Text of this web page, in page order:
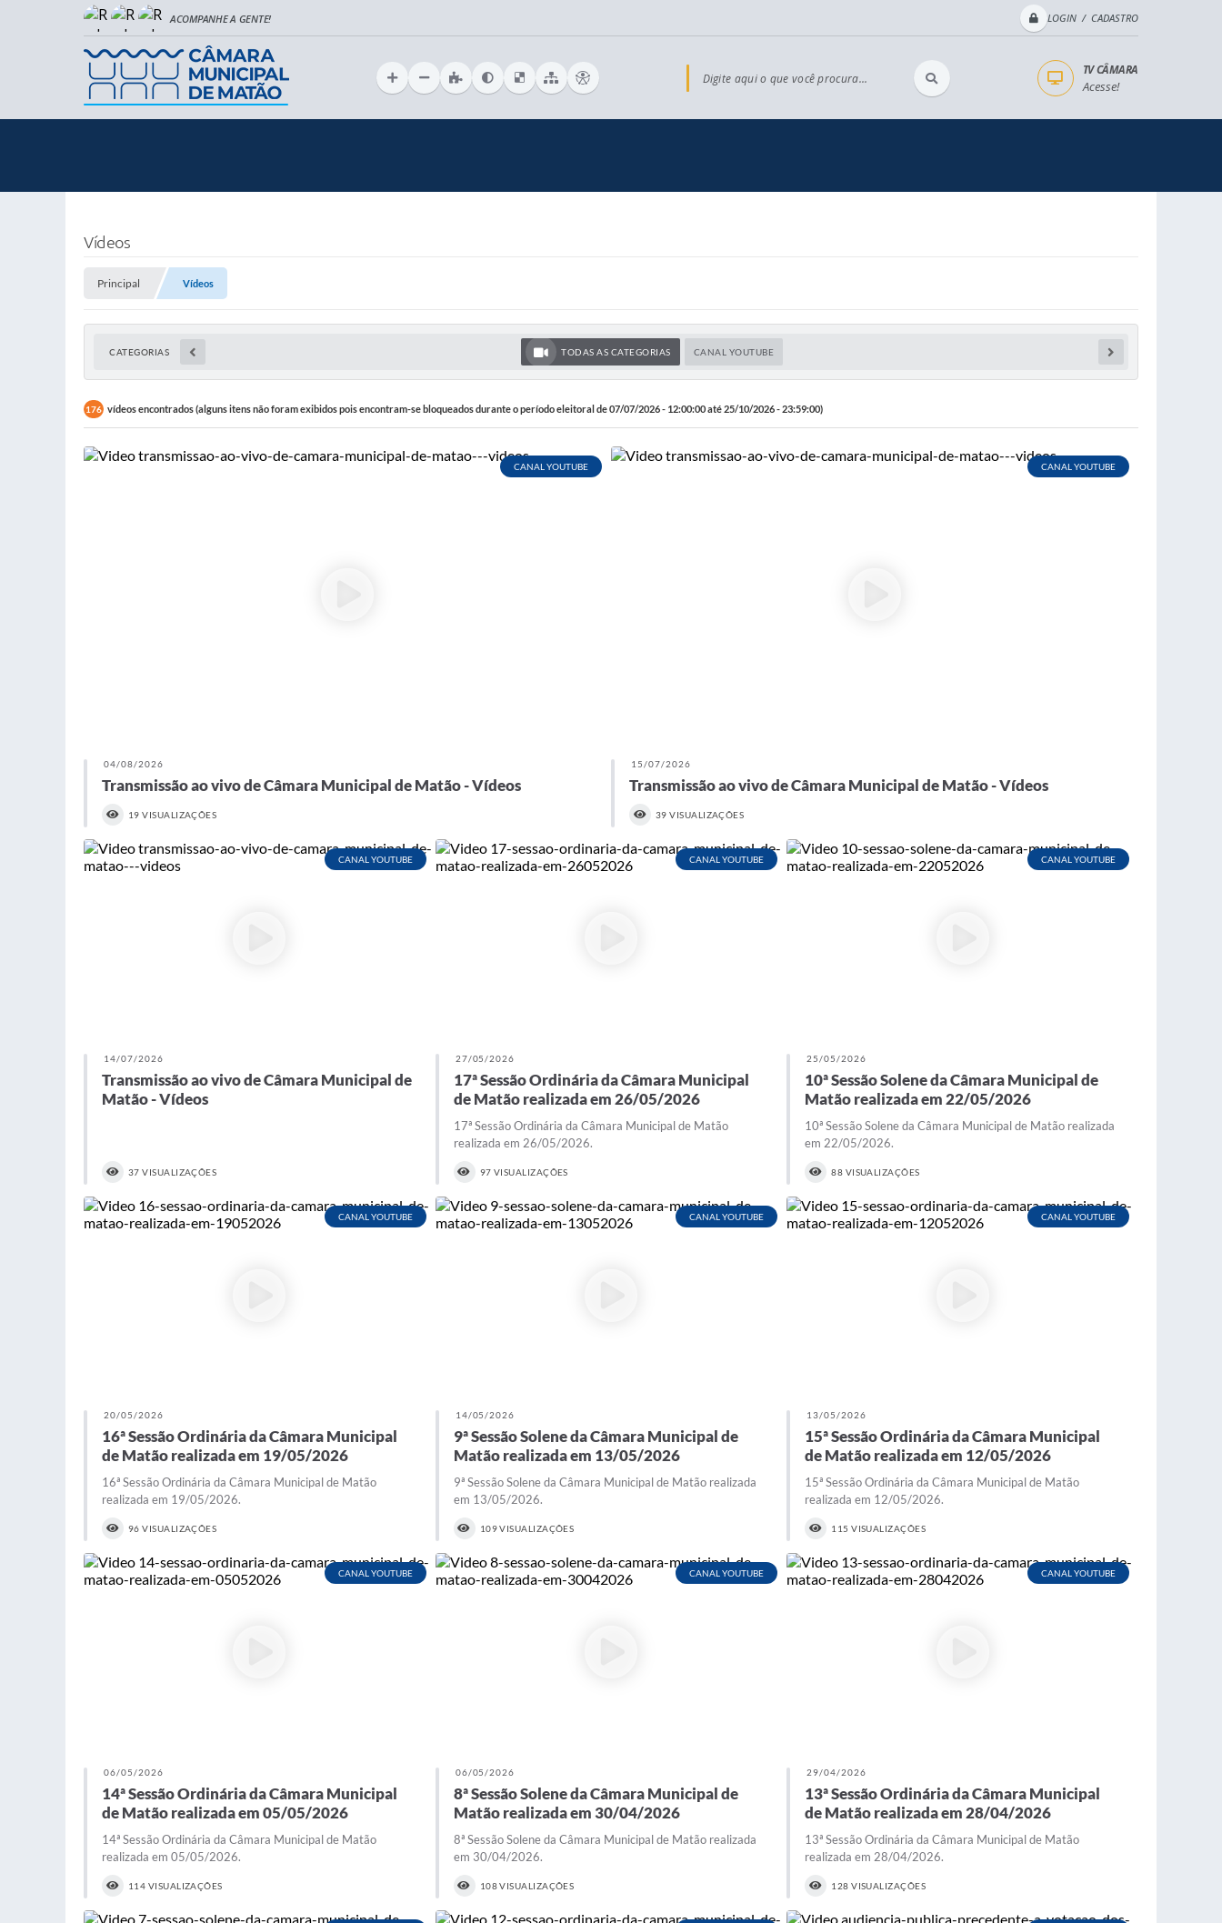
LOGIN / CADASTRO
Digite aqui o que você procura...
TV CÂMARA
Acesse!
Vídeos
Principal Vídeos
CATEGORIAS TODAS AS CATEGORIAS CANAL YOUTUBE
176 vídeos encontrados (alguns itens não foram exibidos pois encontram-se bloqueados durante o período eleitoral de 07/07/2026 - 12:00:00 até 25/10/2026 - 23:59:00)
CANAL YOUTUBE
04/08/2026
Transmissão ao vivo de Câmara Municipal de Matão - Vídeos
19 VISUALIZAÇÕES
CANAL YOUTUBE
15/07/2026
Transmissão ao vivo de Câmara Municipal de Matão - Vídeos
39 VISUALIZAÇÕES
CANAL YOUTUBE
14/07/2026
Transmissão ao vivo de Câmara Municipal de
Matão - Vídeos
37 VISUALIZAÇÕES
CANAL YOUTUBE
27/05/2026
17ª Sessão Ordinária da Câmara Municipal
de Matão realizada em 26/05/2026
17ª Sessão Ordinária da Câmara Municipal de Matão
realizada em 26/05/2026.
97 VISUALIZAÇÕES
CANAL YOUTUBE
25/05/2026
10ª Sessão Solene da Câmara Municipal de
Matão realizada em 22/05/2026
10ª Sessão Solene da Câmara Municipal de Matão realizada
em 22/05/2026.
88 VISUALIZAÇÕES
CANAL YOUTUBE
20/05/2026
16ª Sessão Ordinária da Câmara Municipal
de Matão realizada em 19/05/2026
16ª Sessão Ordinária da Câmara Municipal de Matão
realizada em 19/05/2026.
96 VISUALIZAÇÕES
CANAL YOUTUBE
14/05/2026
9ª Sessão Solene da Câmara Municipal de
Matão realizada em 13/05/2026
9ª Sessão Solene da Câmara Municipal de Matão realizada
em 13/05/2026.
109 VISUALIZAÇÕES
CANAL YOUTUBE
13/05/2026
15ª Sessão Ordinária da Câmara Municipal
de Matão realizada em 12/05/2026
15ª Sessão Ordinária da Câmara Municipal de Matão
realizada em 12/05/2026.
115 VISUALIZAÇÕES
CANAL YOUTUBE
06/05/2026
14ª Sessão Ordinária da Câmara Municipal
de Matão realizada em 05/05/2026
14ª Sessão Ordinária da Câmara Municipal de Matão
realizada em 05/05/2026.
114 VISUALIZAÇÕES
CANAL YOUTUBE
06/05/2026
8ª Sessão Solene da Câmara Municipal de
Matão realizada em 30/04/2026
8ª Sessão Solene da Câmara Municipal de Matão realizada
em 30/04/2026.
108 VISUALIZAÇÕES
CANAL YOUTUBE
29/04/2026
13ª Sessão Ordinária da Câmara Municipal
de Matão realizada em 28/04/2026
13ª Sessão Ordinária da Câmara Municipal de Matão
realizada em 28/04/2026.
128 VISUALIZAÇÕES